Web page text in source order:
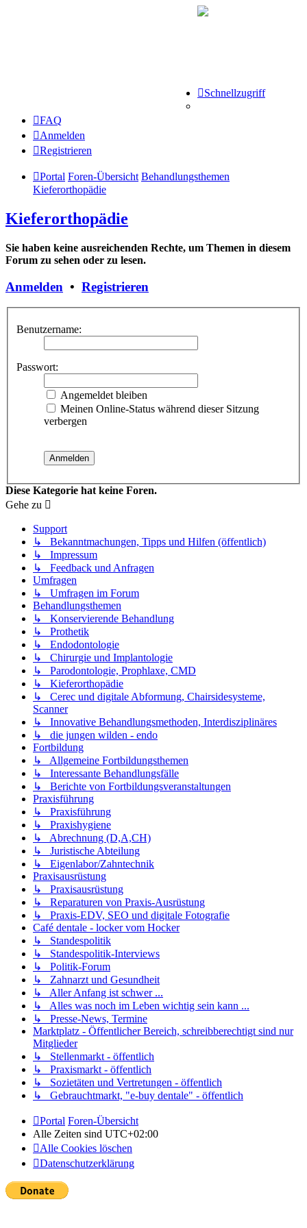
Schnellzugriff
FAQ
Anmelden
Registrieren
Portal Foren-Übersicht Behandlungsthemen
Kieferorthopädie
Kieferorthopädie
Sie haben keine ausreichenden Rechte, um Themen in diesem
Forum zu sehen oder zu lesen.
Anmelden • Registrieren
Benutzername:
Passwort:
Angemeldet bleiben
Meinen Online-Status während dieser Sitzung
verbergen
Diese Kategorie hat keine Foren.
Gehe zu
Support
↳ Bekanntmachungen, Tipps und Hilfen (öffentlich)
↳ Impressum
↳ Feedback und Anfragen
Umfragen
↳ Umfragen im Forum
Behandlungsthemen
↳ Konservierende Behandlung
↳ Prothetik
↳ Endodontologie
↳ Chirurgie und Implantologie
↳ Parodontologie, Prophlaxe, CMD
↳ Kieferorthopädie
↳ Cerec und digitale Abformung, Chairsidesysteme,
Scanner
↳ Innovative Behandlungsmethoden, Interdisziplinäres
↳ die jungen wilden - endo
Fortbildung
↳ Allgemeine Fortbildungsthemen
↳ Interessante Behandlungsfälle
↳ Berichte von Fortbildungsveranstaltungen
Praxisführung
↳ Praxisführung
↳ Praxishygiene
↳ Abrechnung (D,A,CH)
↳ Juristische Abteilung
↳ Eigenlabor/Zahntechnik
Praxisausrüstung
↳ Praxisausrüstung
↳ Reparaturen von Praxis-Ausrüstung
↳ Praxis-EDV, SEO und digitale Fotografie
Café dentale - locker vom Hocker
↳ Standespolitik
↳ Standespolitik-Interviews
↳ Politik-Forum
↳ Zahnarzt und Gesundheit
↳ Aller Anfang ist schwer ...
↳ Alles was noch im Leben wichtig sein kann ...
↳ Presse-News, Termine
Marktplatz - Öffentlicher Bereich, schreibberechtigt sind nur
Mitglieder
↳ Stellenmarkt - öffentlich
↳ Praxismarkt - öffentlich
↳ Sozietäten und Vertretungen - öffentlich
↳ Gebrauchtmarkt, "e-buy dentale" - öffentlich
Portal Foren-Übersicht
Alle Zeiten sind UTC+02:00
Alle Cookies löschen
Datenschutzerklärung